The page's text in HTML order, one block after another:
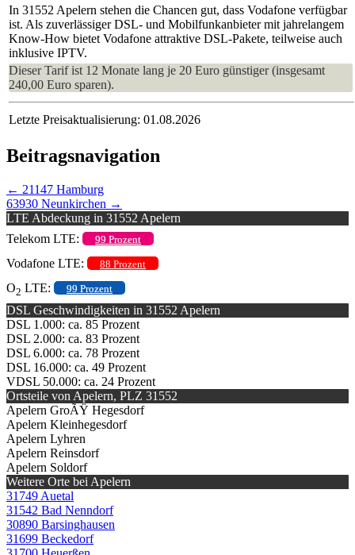
In 31552 Apelern stehen die Chancen gut, dass Vodafone verfügbar
ist. Als zuverlässiger DSL- und Mobilfunkanbieter mit jahrelangem
Know-How bietet Vodafone attraktive DSL-Pakete, teilweise auch
inklusive IPTV.
Dieser Tarif ist 12 Monate lang je 20 Euro günstiger (insgesamt
240,00 Euro sparen).
Letzte Preisaktualisierung: 01.08.2026
Beitragsnavigation
← 21147 Hamburg
63930 Neunkirchen →
LTE Abdeckung in 31552 Apelern
Telekom LTE:
99 Prozent
Vodafone LTE: 88 Prozent
O2 LTE: 99 Prozent
DSL Geschwindigkeiten in 31552 Apelern
DSL 1.000: ca. 85 Prozent
DSL 2.000: ca. 83 Prozent
DSL 6.000: ca. 78 Prozent
DSL 16.000: ca. 49 Prozent
VDSL 50.000: ca. 24 Prozent
Ortsteile von Apelern, PLZ 31552
Apelern GroÃŸ Hegesdorf
Apelern Kleinhegesdorf
Apelern Lyhren
Apelern Reinsdorf
Apelern Soldorf
Weitere Orte bei Apelern
31749 Auetal
31542 Bad Nenndorf
30890 Barsinghausen
31699 Beckedorf